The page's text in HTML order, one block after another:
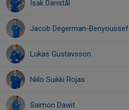
Isak Danstål
Jacob Degerman-Benyoussef
Lukas Gustavsson
Niilo Suikki Rojas
Saimon Dawit